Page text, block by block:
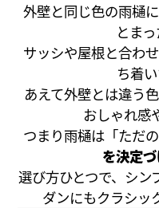
外壁と同じ色の雨樋
とま
サッシや屋根と合わ
ち着
あえて外壁とは違う
おしゃれ感
つまり雨樋は「ただ
を決定
選び方ひとつで、シン
ダンにもクラシッ